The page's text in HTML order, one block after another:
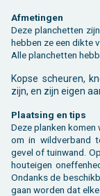
Af­me­tin­gen
Deze plan­chet­ten
heb­ben ze een dikte
Alle plan­chet­ten
Kopse scheu­ren,
zijn, en zijn eigen
Plaat­sing en tips
Deze plan­ken
om in wild­ver­band
gevel of tuin­wand.
houtei­gen
On­danks de
gaan wor­den dat